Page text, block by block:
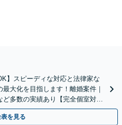
】スピーディな対応と法律家な
大化を目指します！離婚案件｜
多数の実績あり【完全個室対
を見る